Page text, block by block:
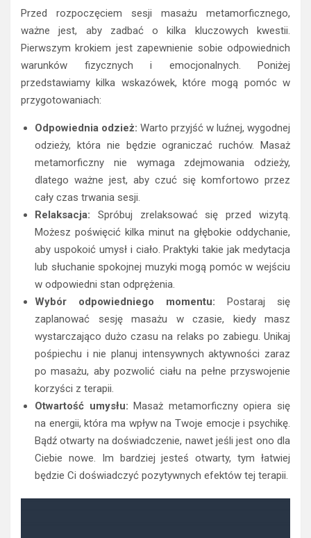
Przed rozpoczęciem sesji masażu metamorficznego,
ważne jest, aby zadbać o kilka kluczowych kwestii.
Pierwszym krokiem jest zapewnienie sobie odpowiednich
warunków fizycznych i emocjonalnych. Poniżej
przedstawiamy kilka wskazówek, które mogą pomóc w
przygotowaniach:
Odpowiednia odzież: Warto przyjść w luźnej, wygodnej
odzieży, która nie będzie ograniczać ruchów. Masaż
metamorficzny nie wymaga zdejmowania odzieży,
dlatego ważne jest, aby czuć się komfortowo przez
cały czas trwania sesji.
Relaksacja: Spróbuj zrelaksować się przed wizytą.
Możesz poświęcić kilka minut na głębokie oddychanie,
aby uspokoić umysł i ciało. Praktyki takie jak medytacja
lub słuchanie spokojnej muzyki mogą pomóc w wejściu
w odpowiedni stan odprężenia.
Wybór odpowiedniego momentu: Postaraj się
zaplanować sesję masażu w czasie, kiedy masz
wystarczająco dużo czasu na relaks po zabiegu. Unikaj
pośpiechu i nie planuj intensywnych aktywności zaraz
po masażu, aby pozwolić ciału na pełne przyswojenie
korzyści z terapii.
Otwartość umysłu: Masaż metamorficzny opiera się
na energii, która ma wpływ na Twoje emocje i psychikę.
Bądź otwarty na doświadczenie, nawet jeśli jest ono dla
Ciebie nowe. Im bardziej jesteś otwarty, tym łatwiej
będzie Ci doświadczyć pozytywnych efektów tej terapii.